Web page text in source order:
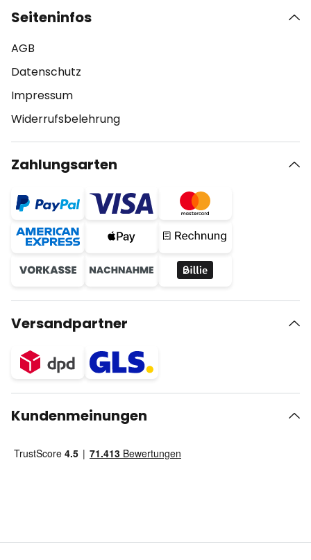
Seiteninfos
AGB
Datenschutz
Impressum
Widerrufsbelehrung
Zahlungsarten
Versandpartner
Kundenmeinungen